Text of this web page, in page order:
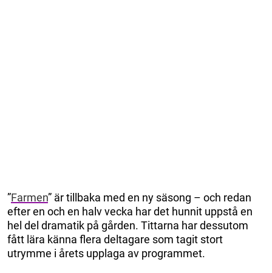
”Farmen” är tillbaka med en ny säsong – och redan
efter en och en halv vecka har det hunnit uppstå en
hel del dramatik på gården. Tittarna har dessutom
fått lära känna flera deltagare som tagit stort
utrymme i årets upplaga av programmet.